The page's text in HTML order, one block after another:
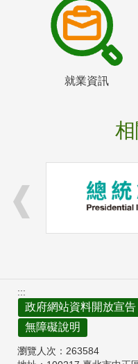
就業資訊
:::
政府網站資料開放宣告
無障礙說明
瀏覽人次： 263584